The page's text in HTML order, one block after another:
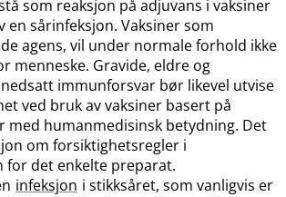
som reaksjon på adjuvans i vaksiner
en sårinfeksjon. Vaksiner som
agens, vil under normale forhold ikke
menneske. Gravide, eldre og
immunforsvar bør likevel utvise
ved bruk av vaksiner basert på
med humanmedisinsk betydning. Det
om forsiktighetsregler i
for det enkelte preparat.
infeksjon i stikksåret, som vanligvis er